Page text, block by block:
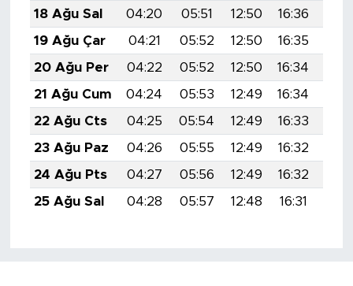
18 Ağu Sal
04:20 05:51 12:50 16:36
19 Ağu Çar
04:21 05:52 12:50 16:35
20 Ağu Per
04:22 05:52 12:50 16:34
21 Ağu Cum
04:24 05:53 12:49 16:34
22 Ağu Cts
04:25 05:54 12:49 16:33
23 Ağu Paz
04:26 05:55 12:49 16:32
24 Ağu Pts
04:27 05:56 12:49 16:32
25 Ağu Sal
04:28 05:57 12:48 16:31